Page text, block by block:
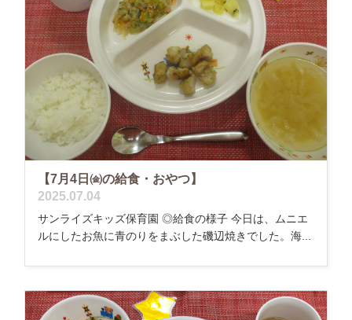
【7月4日㈮の給食・おやつ】
2025.07.04
サンライズキッズ保育園 ◎給食の様子 今日は、ムニエ
ルにしたお魚に青のりをまぶした磯辺焼きでした。海...